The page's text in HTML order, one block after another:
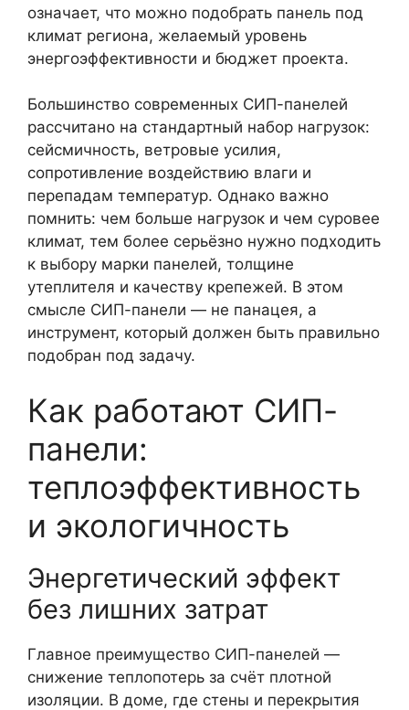
означает, что можно подобрать панель под
климат региона, желаемый уровень
энергоэффективности и бюджет проекта.
Большинство современных СИП-панелей
рассчитано на стандартный набор нагрузок:
сейсмичность, ветровые усилия,
сопротивление воздействию влаги и
перепадам температур. Однако важно
помнить: чем больше нагрузок и чем суровее
климат, тем более серьёзно нужно подходить
к выбору марки панелей, толщине
утеплителя и качеству крепежей. В этом
смысле СИП-панели — не панацея, а
инструмент, который должен быть правильно
подобран под задачу.
Как работают СИП-
панели:
теплоэффективность
и экологичность
Энергетический эффект
без лишних затрат
Главное преимущество СИП-панелей —
снижение теплопотерь за счёт плотной
изоляции. В доме, где стены и перекрытия